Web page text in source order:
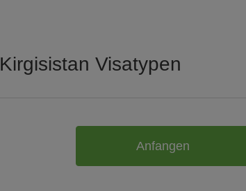
Kirgisistan Visatypen
Anfangen